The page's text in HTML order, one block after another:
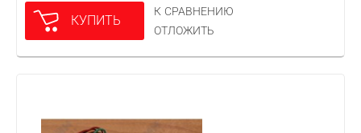
КУПИТЬ
К СРАВНЕНИЮ
ОТЛОЖИТЬ